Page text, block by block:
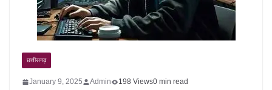
छत्तीसगढ़
January 9, 2025 Admin 198 Views0 min read